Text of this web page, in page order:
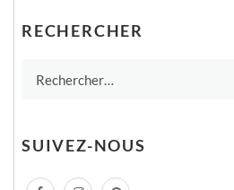
RECHERCHER
SUIVEZ-NOUS